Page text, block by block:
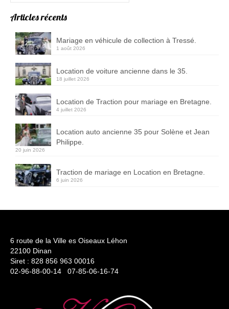
Medias
Photos de mariage
Décoration de voiture
Articles récents
Mariage en véhicule de collection à Tressé.
1 août 2026
Location de voiture ancienne dans le 35.
18 juillet 2026
Location de Traction pour mariage en Bretagne.
4 juillet 2026
Location auto ancienne 35 pour Solène et Jean
Philippe.
20 juin 2026
Traction de mariage en Location en Bretagne.
6 juin 2026
6 route de la Ville es Oiseaux Léhon
22100 Dinan
Siret : 828 856 963 00016
02-96-88-00-14 07-85-06-16-74